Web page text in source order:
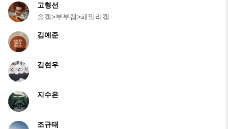
고형선
솔캠>부부캠>패밀리캠
김예준
김현우
지수은
조규태